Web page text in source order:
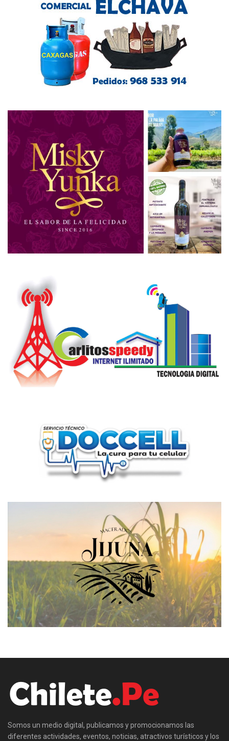
Somos un medio digital, publicamos y promocionamos las
diferentes actividades, eventos, noticias, atractivos turísticos y los